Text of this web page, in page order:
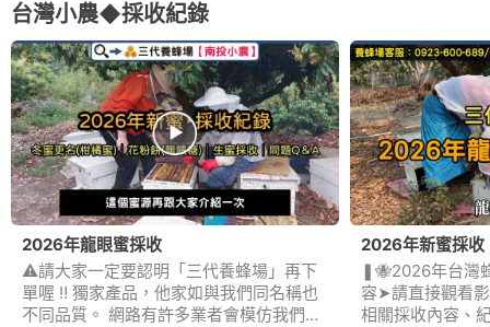
台灣小農◆採收紀錄
2026年龍眼蜜採收
⚠️請大家一定要認明「三代養蜂場」再下
單喔 ‼️ 獨家產品，他家如與我們同名稱也
不同品質。 網路有許多業者會模仿我們，
2026年新蜜採收
❚🐝2026年台灣
容➤請直接觀看
相關採收內容、